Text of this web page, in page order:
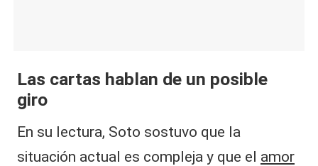
Las cartas hablan de un posible
giro
En su lectura, Soto sostuvo que la
situación actual es compleja y que el amor